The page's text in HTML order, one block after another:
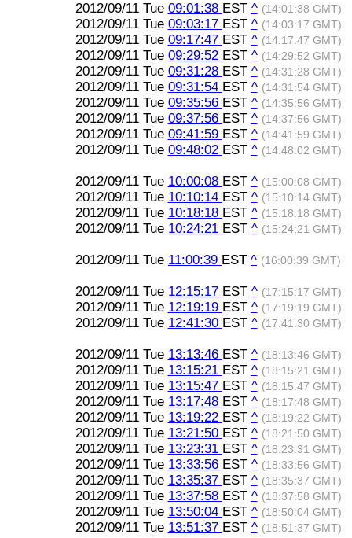
2012/09/11 Tue 09:01:38 EST ^ (14:01:38 GMT)
2012/09/11 Tue 09:03:17 EST ^ (14:03:17 GMT)
2012/09/11 Tue 09:17:47 EST ^ (14:17:47 GMT)
2012/09/11 Tue 09:29:52 EST ^ (14:29:52 GMT)
2012/09/11 Tue 09:31:28 EST ^ (14:31:28 GMT)
2012/09/11 Tue 09:31:54 EST ^ (14:31:54 GMT)
2012/09/11 Tue 09:35:56 EST ^ (14:35:56 GMT)
2012/09/11 Tue 09:37:56 EST ^ (14:37:56 GMT)
2012/09/11 Tue 09:41:59 EST ^ (14:41:59 GMT)
2012/09/11 Tue 09:48:02 EST ^ (14:48:02 GMT)
2012/09/11 Tue 10:00:08 EST ^ (15:00:08 GMT)
2012/09/11 Tue 10:10:14 EST ^ (15:10:14 GMT)
2012/09/11 Tue 10:18:18 EST ^ (15:18:18 GMT)
2012/09/11 Tue 10:24:21 EST ^ (15:24:21 GMT)
2012/09/11 Tue 11:00:39 EST ^ (16:00:39 GMT)
2012/09/11 Tue 12:15:17 EST ^ (17:15:17 GMT)
2012/09/11 Tue 12:19:19 EST ^ (17:19:19 GMT)
2012/09/11 Tue 12:41:30 EST ^ (17:41:30 GMT)
2012/09/11 Tue 13:13:46 EST ^ (18:13:46 GMT)
2012/09/11 Tue 13:15:21 EST ^ (18:15:21 GMT)
2012/09/11 Tue 13:15:47 EST ^ (18:15:47 GMT)
2012/09/11 Tue 13:17:48 EST ^ (18:17:48 GMT)
2012/09/11 Tue 13:19:22 EST ^ (18:19:22 GMT)
2012/09/11 Tue 13:21:50 EST ^ (18:21:50 GMT)
2012/09/11 Tue 13:23:31 EST ^ (18:23:31 GMT)
2012/09/11 Tue 13:33:56 EST ^ (18:33:56 GMT)
2012/09/11 Tue 13:35:37 EST ^ (18:35:37 GMT)
2012/09/11 Tue 13:37:58 EST ^ (18:37:58 GMT)
2012/09/11 Tue 13:50:04 EST ^ (18:50:04 GMT)
2012/09/11 Tue 13:51:37 EST ^ (18:51:37 GMT)